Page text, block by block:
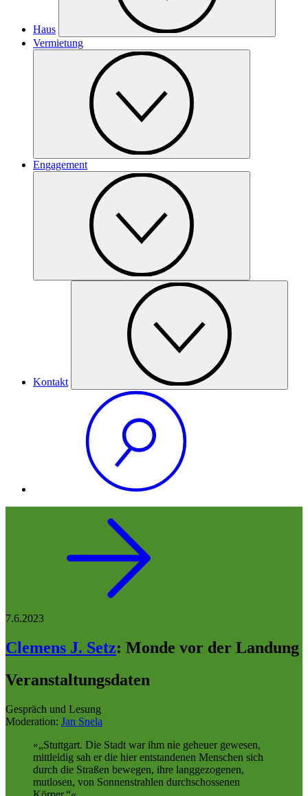
Haus
Vermietung
Engagement
Kontakt
7.6.2023
Clemens J. Setz: Monde vor der Landung
Veranstaltungsdaten
Gespräch und Lesung
Moderation: Jan Snela
„Stuttgart. Die Stadt war ihm nie geheuer gewesen,
mittleidig sah er die hier entstandenen Menschen sich
durch die Straßen bewegen, ihre langgezogenen,
mutlosen, von Sonnenstrahlen durchschossenen